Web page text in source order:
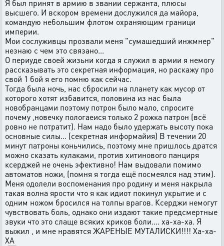
Я был принят в армию в звании сержанта, плюсы
высшего. И вскором времени дослужился да майора,
командую небольшим флотом охраняющим граници
империи.
Мои сослуживцы прозвали меня "сумашедший инжмнер"
незнаю с чем это связано...
О периуде своей жизьни когда я служил в армии я немогу
рассказывать это секретная информация, но раскажу про
свой 1 бой я его помню как сейчас.
Тогда была ночь, нас сбросили на планету как мусор от
которого хотят избавится, половина из нас была
новобранцами поэтому потрон было мало, спросите
почему ,новечку пологаеися только 2 рожка патрон (всё
ровно не потратит). Нам надо было удержать высоту пока
основные силы... (секретная информайия) В течении 20
минут патроны коньчились, поэтому мне пришлось дратся
можно сказать кулаками, против хитинового панциря
ксерджей не очень эфективно! Нам выдовали помимо
автоматов ножи, (помня я тогда ещё посмеялся над этим).
Меня одолели воспоменания про родину и меня накрыла
такая волна ярости что я как идиот покинул укрытие и с
одним ножом бросился на толпы врагов. Ксерджи немогут
чувствовать боль, однако они издают такие предсмертные
звуки что это слаще всяких криков боли.... ха-ха-ха. Я
выжил , и мне нравятся ЖАРЕНЫЕ МУТАЛИСКИ!!!! Ха-ха-
ХА